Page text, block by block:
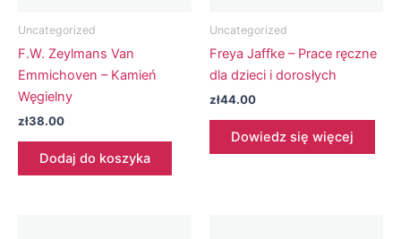
Uncategorized
F.W. Zeylmans Van
Emmichoven – Kamień
Węgielny
zł38.00
Dodaj do koszyka
Uncategorized
Freya Jaffke – Prace ręczne
dla dzieci i dorosłych
zł44.00
Dowiedz się więcej